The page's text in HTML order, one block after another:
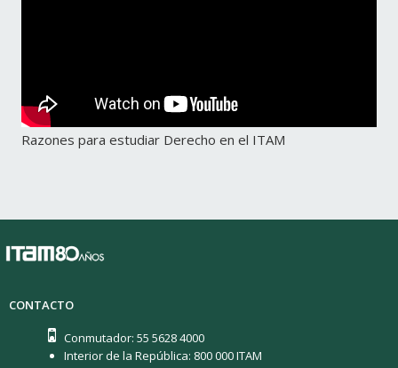
Razones para estudiar Derecho en el ITAM
CONTACTO
Conmutador: 55 5628 4000
Interior de la República: 800 000 ITAM